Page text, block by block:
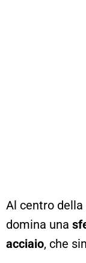
Al centro
domina una
acciaio, che